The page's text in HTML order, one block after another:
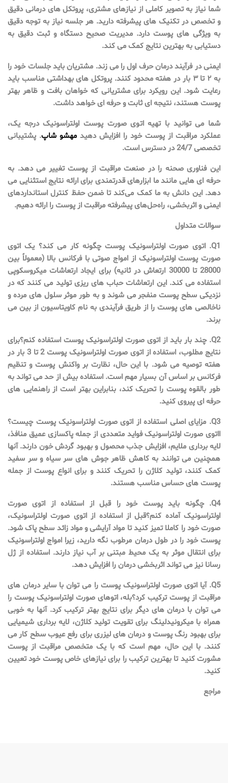
شما نیاز به تصویر کاملی از نیازهای مشتری، پروتکل های درمانی دقیق
و تخصص در تکنیک های پیشرفته دارید. هر جلسه نیاز به توجه دقیق
به ویژگی های پوست دارد. مدیریت صحیح دستگاه و ثبت دقیق به
دستیابی به بهترین نتایج کمک می کند.
ایمنی در فرآیند درمان حرف اول را می زند. مشتریان باید جلسات خود را
به ۲ تا ۳ بار در هفته محدود کنند. پروتکل های بهداشتی مناسب باید
رعایت شود. این رویکرد برای مشتریانی که خواهان بافت و ظاهر بهتر
پوست هستند، نتیجه ای ثابت و حرفه ای خواهد داشت.
شما می توانید با تهیه اتوی صورت پوست اولتراسونیک درجه یک،
عملکرد مراقبت از پوست خود را افزایش دهید مهشو شاپ. پشتیبانی
تخصصی 24/7 در دسترس است.
این فناوری صحنه را در صنعت مراقبت از پوست تغییر می دهد. به
حرفه ای هایی مانند ما ابزارهای قدرتمندی برای ارائه نتایج استثنایی می
دهد. این دانش به ما کمک می‌کند تا ضمن حفظ کنترل استانداردهای
ایمنی و اثربخشی، راه‌حل‌های پیشرفته مراقبت از پوست را ارائه دهیم.
سوالات متداول
Q1. اتوی صورت اولتراسونیک پوست چگونه کار می کند؟ یک اتوی
صورت پوست اولتراسونیک از امواج صوتی با فرکانس بالا (معمولاً بین
28000 تا 30000 ارتعاش در ثانیه) برای ایجاد ارتعاشات میکروسکوپی
استفاده می کند. این ارتعاشات حباب های ریزی تولید می کنند که در
نزدیکی سطح پوست منفجر می شوند و به طور موثر سلول های مرده و
ناخالصی های پوست را از طریق فرآیندی به نام کاویتاسیون از بین می
برند.
Q2. چند بار باید از اتوی صورت اولتراسونیک پوست استفاده کنم؟برای
نتایج مطلوب، استفاده از اتوی صورت اولتراسونیک پوست 2 تا 3 بار در
هفته توصیه می شود. با این حال، نظارت بر واکنش پوست و تنظیم
فرکانس بر اساس آن بسیار مهم است. استفاده بیش از حد می تواند به
طور بالقوه پوست را تحریک کند، بنابراین بهتر است از راهنمایی های
حرفه ای پیروی کنید.
Q3. مزایای اصلی استفاده از اتوی صورت اولتراسونیک پوست چیست؟
ااتوی صورت اولتراسونیک فواید متعددی از جمله پاکسازی عمیق منافذ،
لایه برداری ملایم، افزایش جذب محصول و بهبود گردش خون دارند. آنها
همچنین می توانند به کاهش ظاهر جوش های سر سیاه و سر سفید
کمک کنند، تولید کلاژن را تحریک کنند و برای انواع پوست از جمله
پوست های حساس مناسب هستند.
Q4. چگونه باید پوست خود را قبل از استفاده از اتوی صورت
اولتراسونیک آماده کنم؟قبل از استفاده از اتوی صورت اولتراسونیک،
صورت خود را کاملا تمیز کنید تا مواد آرایشی و مواد زائد سطح پاک شود.
پوست خود را در طول درمان مرطوب نگه دارید، زیرا امواج اولتراسونیک
برای انتقال موثر به یک محیط مبتنی بر آب نیاز دارند. استفاده از ژل
رسانا نیز می تواند اثربخشی درمان را افزایش دهد.
Q5. آیا اتوی صورت اولتراسونیک پوست را می توان با سایر درمان های
مراقبت از پوست ترکیب کرد؟بله، اتوهای صورت اولتراسونیک پوست را
می توان با درمان های دیگر برای نتایج بهتر ترکیب کرد. آنها به خوبی
همراه با میکرونیدلینگ برای تقویت تولید کلاژن، لایه برداری شیمیایی
برای بهبود رنگ پوست و درمان های لیزری برای رفع عیوب سطح کار می
کنند. با این حال، مهم است که با یک متخصص مراقبت از پوست
مشورت کنید تا بهترین ترکیب را برای نیازهای خاص پوست خود تعیین
کنید.
مراجع